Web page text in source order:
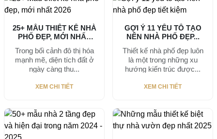
25+ MẪU THIẾT KẾ NHÀ
PHỐ ĐẸP, MỚI NHẤT
Trong bối cảnh đô thị hóa
mạnh mẽ, diện tích đất ở
ngày càng thu...
XEM CHI TIẾT
GỢI Ý 11 YẾU TỐ TẠO
NÊN NHÀ PHỐ ĐẸP...
Thiết kế nhà phố đẹp luôn
là một trong những xu
hướng kiến trúc được...
XEM CHI TIẾT